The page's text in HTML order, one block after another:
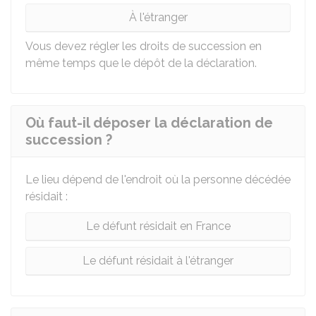
À l'étranger
Vous devez régler les droits de succession en
même temps que le dépôt de la déclaration.
Où faut-il déposer la déclaration de
succession ?
Le lieu dépend de l'endroit où la personne décédée
résidait :
Le défunt résidait en France
Le défunt résidait à l'étranger